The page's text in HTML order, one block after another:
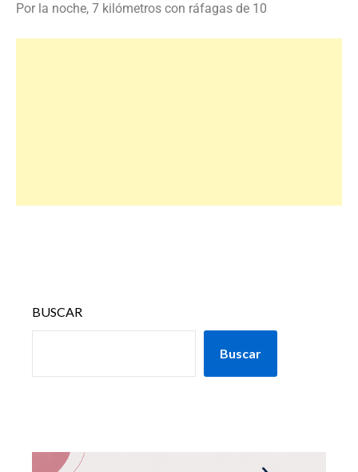
Por la noche, 7 kilómetros con ráfagas de 10
BUSCAR
Buscar